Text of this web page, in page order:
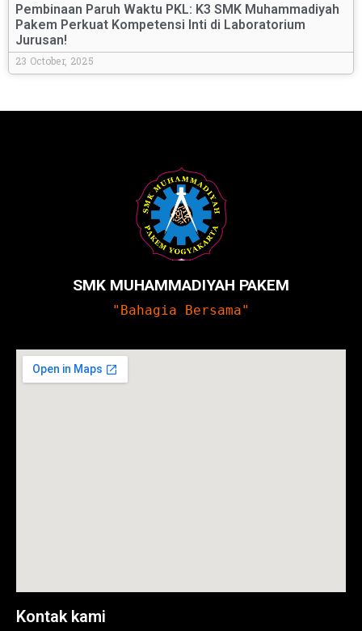
Pembinaan Paruh Waktu PKL: K3 SMK Muhammadiyah
Pakem Perkuat Kompetensi Inti di Laboratorium
Jurusan!
23 October, 2025
SMK MUHAMMADIYAH PAKEM
"Bahagia Bersama"
Kontak kami